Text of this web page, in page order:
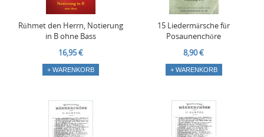
Rühmet den Herrn, Notierung
in B ohne Bass
16,95 €
+ WARENKORB
15 Liedermärsche für
Posaunenchöre
8,90 €
+ WARENKORB